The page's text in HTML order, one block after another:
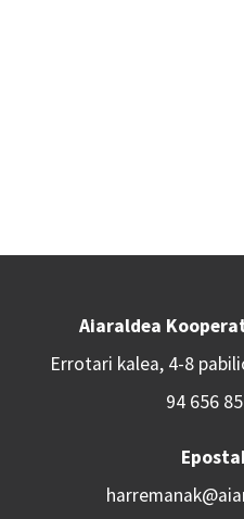
Aiaraldea
Errotari kalea, 4-8
94 656